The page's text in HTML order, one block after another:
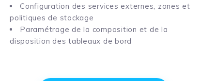
Configuration des services externes, zones et
politiques de stockage
Paramétrage de la composition et de la
disposition des tableaux de bord